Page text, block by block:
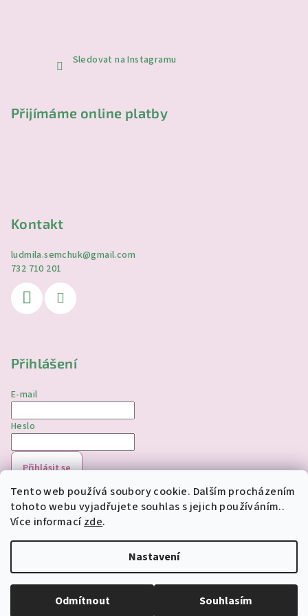
Tento web používá soubory cookie. Dalším procházením
tohoto webu vyjadřujete souhlas s jejich používáním..
Více informacízde.
Nastavení
Odmítnout Souhlasím
Sledovat na Instagramu
Přijímáme online platby
Kontakt
ludmila.semchuk@gmail.com
732 710 201
Přihlášení
E-mail
Heslo
Přihlásit se
Nová registraceZapomenuté heslo
Copyright 2026jednorozciverivnas.cz. Všechna práva
Upravit nastavení cookies
Vytvořil Shoptet